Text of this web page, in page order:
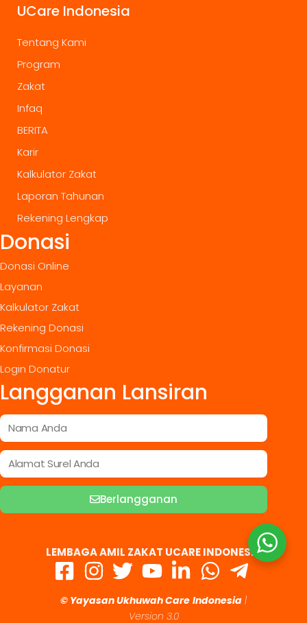
UCare Indonesia
Tentang Kami
Program
Zakat
Infaq
BERITA
Karir
Kalkulator Zakat
Laporan Tahunan
Rekening Lengkap
Donasi
Donasi Online
Layanan
Kalkulator Zakat
Rekening Donasi
Konfirmasi Donasi
Login Donatur
Langganan Lansiran
Berlangganan
LEMBAGA AMIL ZAKAT UCARE INDONESIA
© Yayasan Ukhuwah Care Indonesia |
Version 3.0